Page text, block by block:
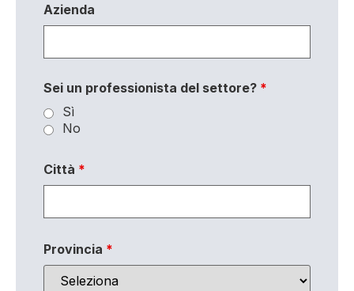
Azienda
Sei un professionista del settore? *
Sì
No
Città *
Provincia *